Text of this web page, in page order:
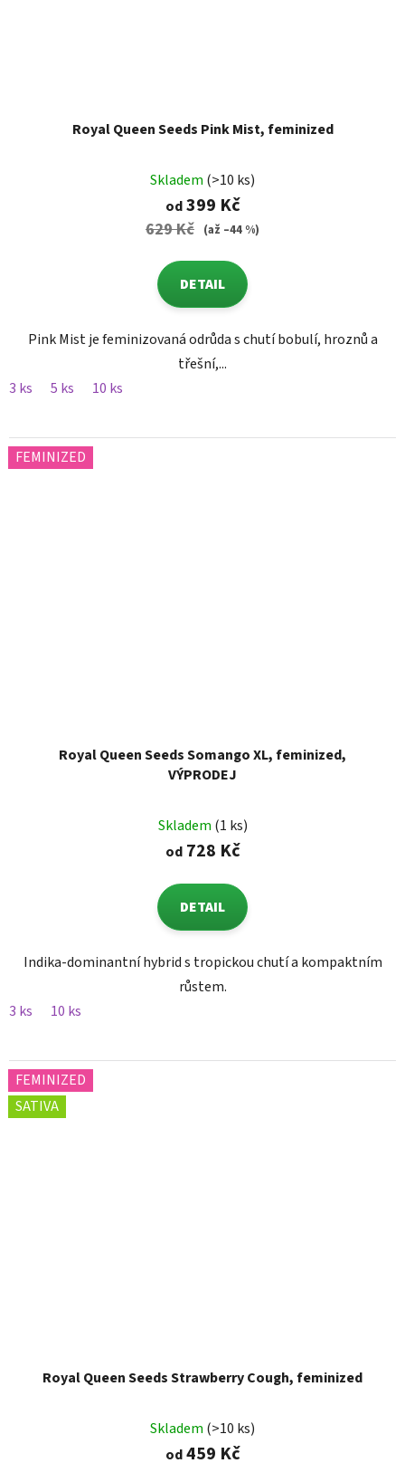
Royal Queen Seeds Pink Mist, feminized
Skladem (>10 ks)
od399 Kč
629 Kč (až –44 %)
DETAIL
Pink Mist je feminizovaná odrůda s chutí bobulí, hroznů a
třešní,...
3 ks
5 ks 10 ks
FEMINIZED
Royal Queen Seeds Somango XL, feminized,
VÝPRODEJ
Skladem (1 ks)
od728 Kč
DETAIL
Indika-dominantní hybrid s tropickou chutí a kompaktním
růstem.
3 ks
10 ks
FEMINIZED
SATIVA
Royal Queen Seeds Strawberry Cough, feminized
Skladem (>10 ks)
od459 Kč